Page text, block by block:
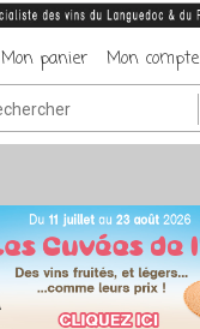
Mon panier Mon compte